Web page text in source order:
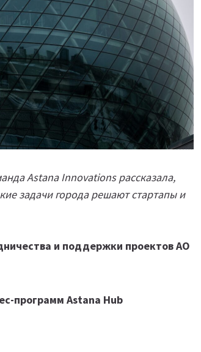
Astana Innovations рассказала,
задачи города решают стартапы и
и поддержки проектов АО
программ Astana Hub